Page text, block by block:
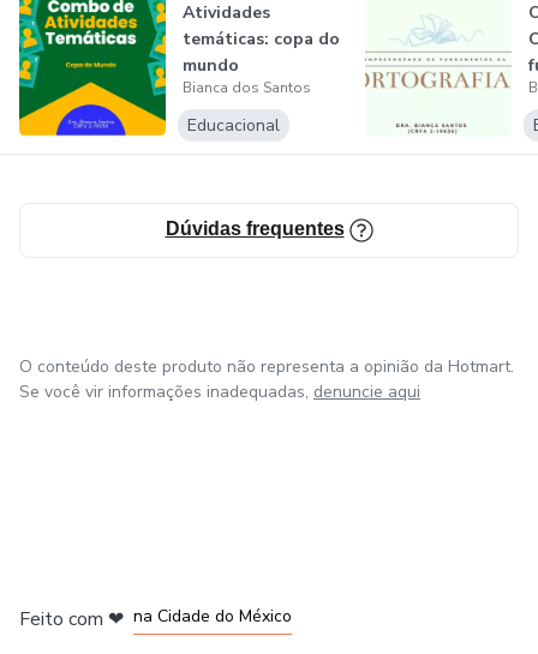
Atividades
temáticas: copa do
mundo
(processamento
fonológic...
Bianca dos Santos
Educacional
Dúvidas frequentes
O conteúdo deste produto não representa a opinião da Hotmart.
Se você vir informações inadequadas, denuncie aqui
Feito com ❤ na Cidade do México